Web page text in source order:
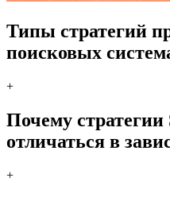
Типы стратегий
поисковых
+
Почему стратегии
отличаться в
+